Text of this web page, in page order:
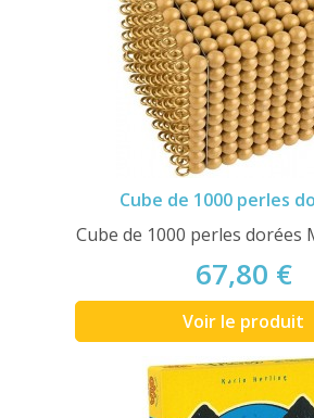
Cube de 1000 perles
Cube de 1000 perles dorées
67,80 €
Voir le produit